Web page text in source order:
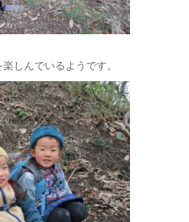
しんでいるようです。